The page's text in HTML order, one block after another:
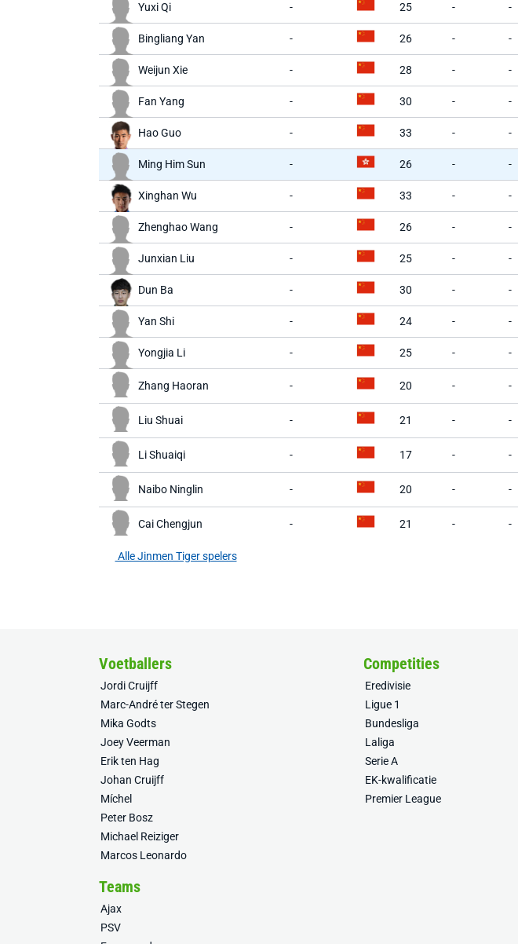
Yuxi Qi - 25 - -
Bingliang Yan - 26 - -
Weijun Xie - 28 - -
Fan Yang - 30 - -
Hao Guo - 33 - -
Ming Him Sun - 26 - -
Xinghan Wu - 33 - -
Zhenghao Wang - 26 - -
Junxian Liu - 25 - -
Dun Ba - 30 - -
Yan Shi - 24 - -
Yongjia Li - 25 - -
Zhang Haoran - 20 - -
Liu Shuai - 21 - -
Li Shuaiqi - 17 - -
Naibo Ninglin - 20 - -
Cai Chengjun - 21 - -
Alle Jinmen Tiger spelers
Voetballers
Jordi Cruijff
Marc-André ter Stegen
Mika Godts
Joey Veerman
Erik ten Hag
Johan Cruijff
Míchel
Peter Bosz
Michael Reiziger
Marcos Leonardo
Competities
Eredivisie
Ligue 1
Bundesliga
Laliga
Serie A
EK-kwalificatie
Premier League
Teams
Ajax
PSV